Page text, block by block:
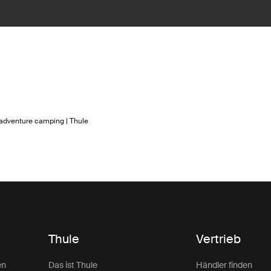
camping | Thule
Thule
Das ist Thule
Vertrieb
Händler finden